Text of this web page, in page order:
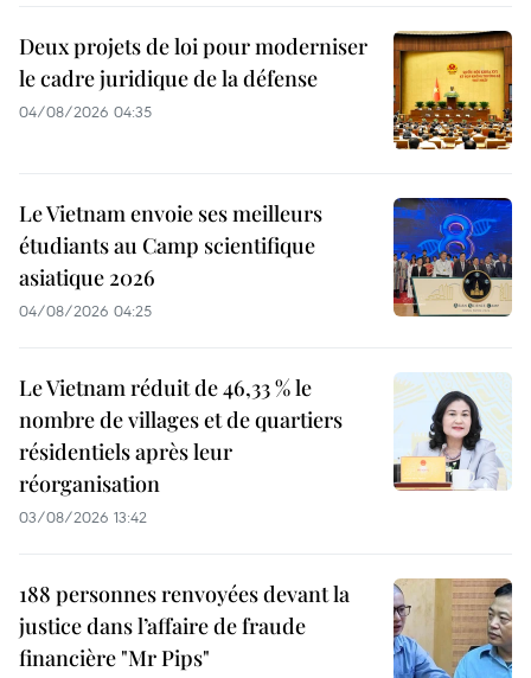
Deux projets de loi pour moderniser
le cadre juridique de la défense
04/08/2026 04:35
Le Vietnam envoie ses meilleurs
étudiants au Camp scientifique
asiatique 2026
04/08/2026 04:25
Le Vietnam réduit de 46,33 % le
nombre de villages et de quartiers
résidentiels après leur
réorganisation
03/08/2026 13:42
188 personnes renvoyées devant la
justice dans l’affaire de fraude
financière "Mr Pips"